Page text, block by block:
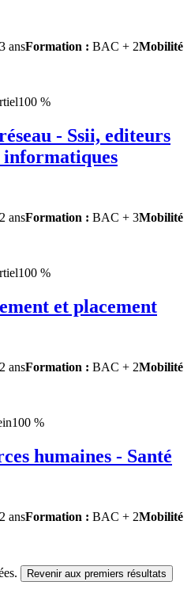
ansFormation : BAC + 2Mobilité
100 %
- Ssii, editeurs
informatiques
ansFormation : BAC + 3Mobilité
100 %
et placement
ansFormation : BAC + 2Mobilité
100 %
humaines - Santé
ansFormation : BAC + 2Mobilité
Revenir aux premiers résultats